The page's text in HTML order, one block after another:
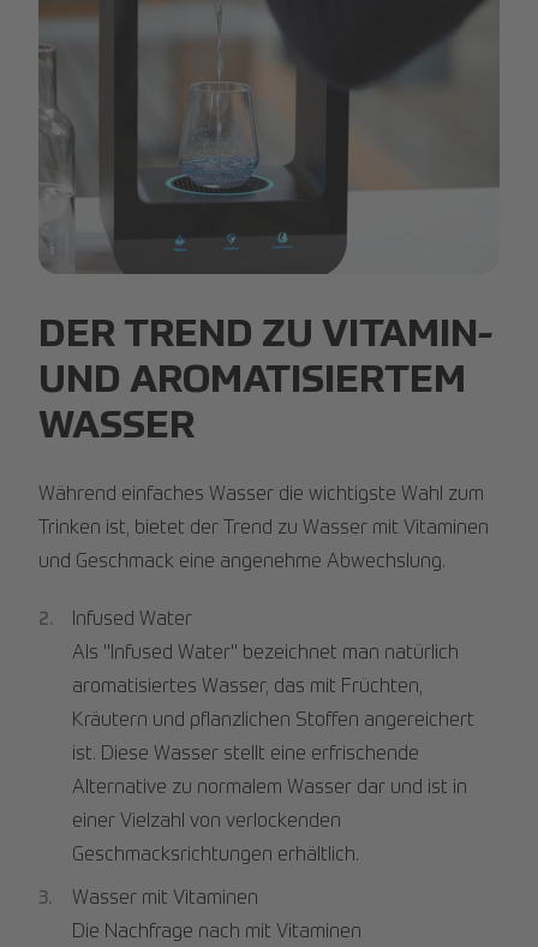
DER TREND ZU VITAMIN-
UND AROMATISIERTEM
WASSER
Während einfaches Wasser die wichtigste Wahl zum
Trinken ist, bietet der Trend zu Wasser mit Vitaminen
und Geschmack eine angenehme Abwechslung.
Infused Water
Als "Infused Water" bezeichnet man natürlich
aromatisiertes Wasser, das mit Früchten,
Kräutern und pflanzlichen Stoffen angereichert
ist. Diese Wasser stellt eine erfrischende
Alternative zu normalem Wasser dar und ist in
einer Vielzahl von verlockenden
Geschmacksrichtungen erhältlich.
Wasser mit Vitaminen
Die Nachfrage nach mit Vitaminen